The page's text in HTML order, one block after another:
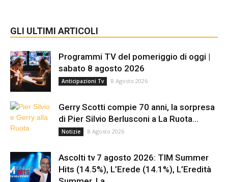
GLI ULTIMI ARTICOLI
Programmi TV del pomeriggio di oggi |
sabato 8 agosto 2026
Anticipazioni Tv 8 Agosto 2026
Gerry Scotti compie 70 anni, la sorpresa
di Pier Silvio Berlusconi a La Ruota...
Notizie 8 Agosto 2026
Ascolti tv 7 agosto 2026: TIM Summer
Hits (14.5%), L’Erede (14.1%), L’Eredità